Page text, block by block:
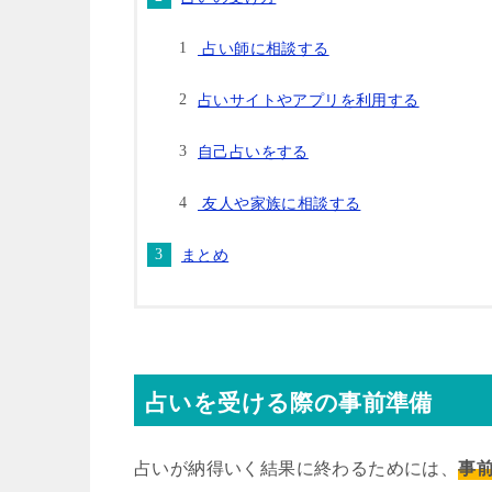
占い師に相談する
占いサイトやアプリを利用する
自己占いをする
友人や家族に相談する
まとめ
占いを受ける際の事前準備
占いが納得いく結果に終わるためには、事